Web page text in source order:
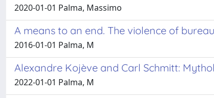
2020-01-01 Palma, Massimo
A means to an end. The violence of
2016-01-01 Palma, M
Alexandre Kojève and Carl Schmitt:
2022-01-01 Palma, M